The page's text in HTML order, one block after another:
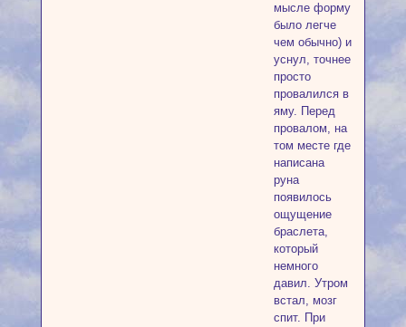
мысле форму
было легче
чем обычно) и
уснул, точнее
просто
провалился в
яму. Перед
провалом, на
том месте где
написана
руна
появилось
ощущение
браслета,
который
немного
давил. Утром
встал, мозг
спит. При